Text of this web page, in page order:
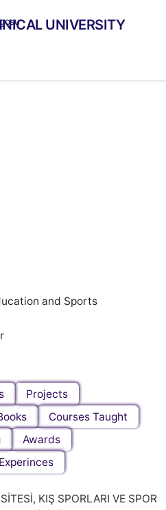
UNIVERSITY
and Sports
Projects
Courses Taught
Awards
Experinces
KIŞ SPORLARI VE SPOR